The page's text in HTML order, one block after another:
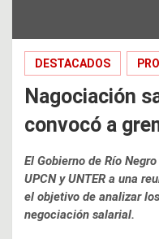
DESTACADOS
Nagociación
convocó a
El Gobierno de Río
UPCN y UNTER a una
el objetivo de analizar
negociación salarial.